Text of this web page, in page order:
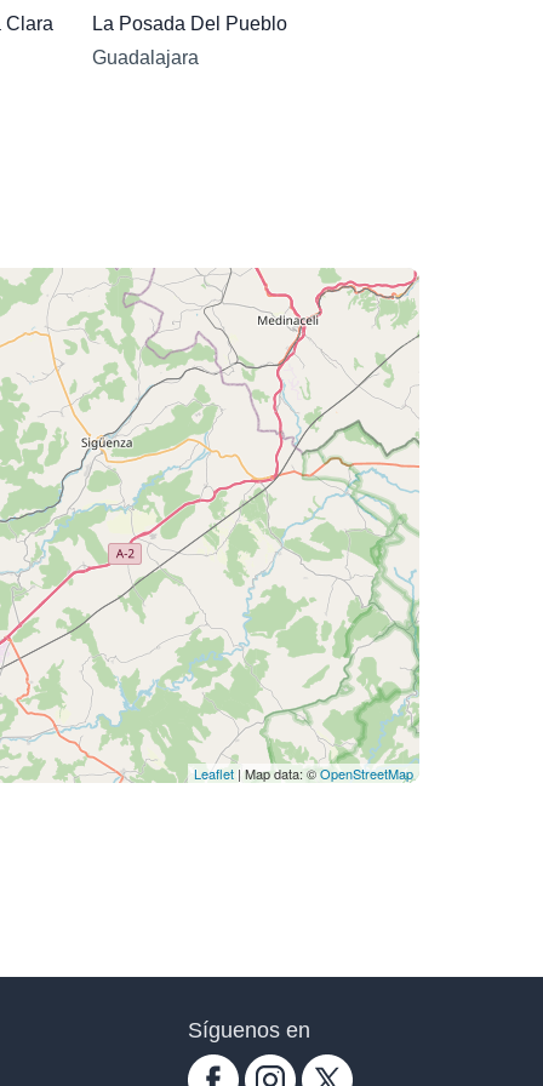
Clara
La Posada Del Pueblo
Guadalajara
Leaflet | Map data: ©OpenStreetMap
Síguenos en